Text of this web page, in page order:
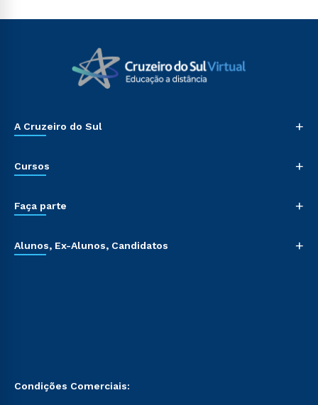
A Cruzeiro do Sul +
Cursos +
Faça parte +
Alunos, Ex-Alunos, Candidatos +
Condições Comerciais: